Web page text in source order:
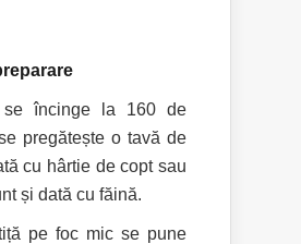
se încinge la 160 de
pregătește o tavă de
cu hârtie de copt sau
și dată cu făină.
pe foc mic se pune